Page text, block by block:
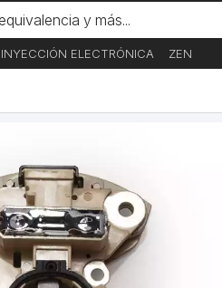
INYECCIÓN ELECTRÓNICA ZEN